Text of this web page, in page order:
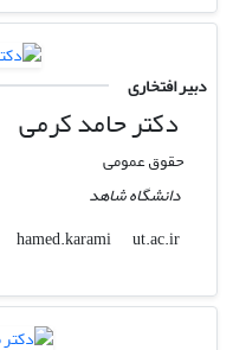
دبیر افتخاری
دکتر حامد کرمی
حقوق عمومی
دانشگاه شاهد
hamed.karami
ut.ac.ir